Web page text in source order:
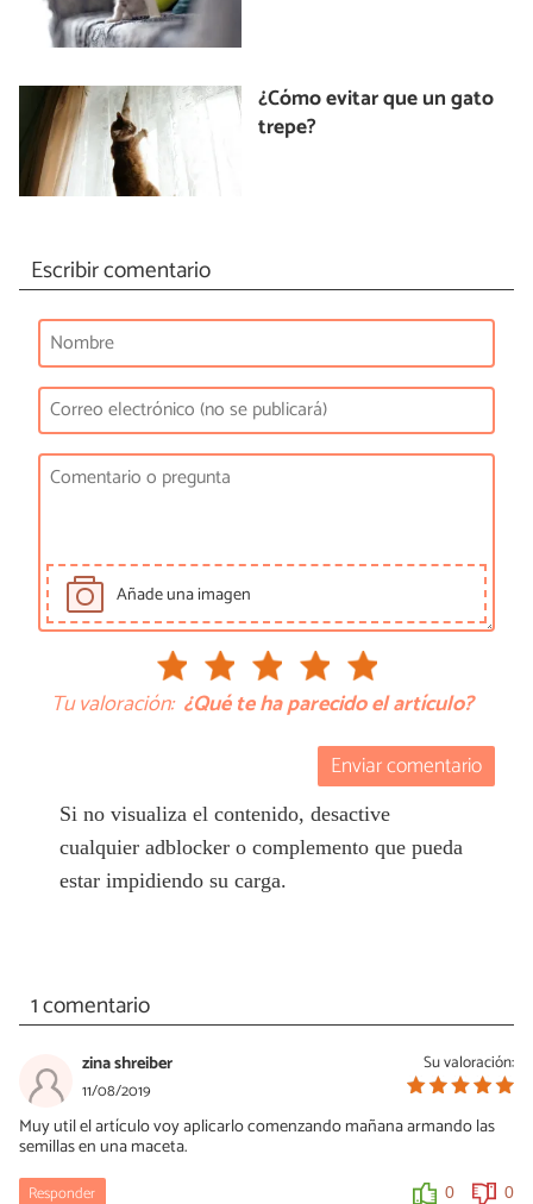
¿Cómo evitar que un gato
trepe?
Escribir comentario
Añade una imagen
Tu valoración: ¿Qué te ha parecido el artículo?
Enviar comentario
Si no visualiza el contenido, desactive
cualquier adblocker o complemento que pueda
estar impidiendo su carga.
1 comentario
Su valoración:
zina shreiber
11/08/2019
Muy util el artículo voy aplicarlo comenzando mañana armando las
semillas en una maceta.
Responder 0 0